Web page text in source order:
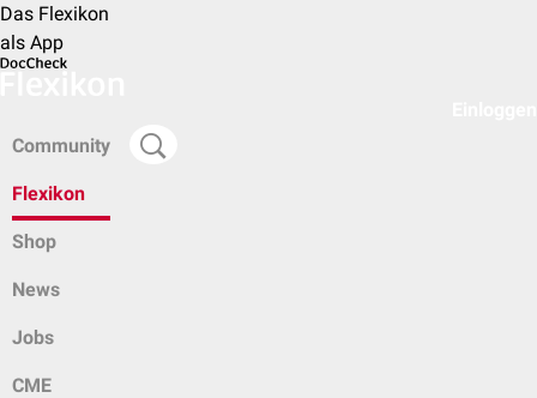
Das Flexikon
als App
Community
Flexikon
Shop
News
Jobs
CME